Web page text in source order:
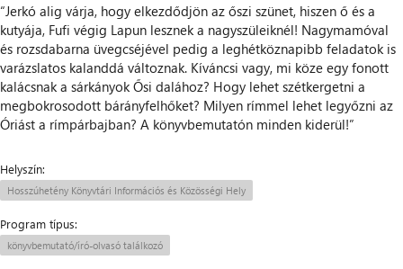
“Jerkó alig várja, hogy elkezdődjön az őszi szünet, hiszen ő és a
kutyája, Fufi végig Lapun lesznek a nagyszüleiknél! Nagymamóval
és rozsdabarna üvegcséjével pedig a leghétköznapibb feladatok is
varázslatos kalanddá változnak. Kíváncsi vagy, mi köze egy fonott
kalácsnak a sárkányok Ősi dalához? Hogy lehet szétkergetni a
megbokrosodott bárányfelhőket? Milyen rímmel lehet legyőzni az
Óriást a rímpárbajban? A könyvbemutatón minden kiderül!”
Helyszín:
Hosszúhetény Könyvtári Információs és Közösségi Hely
Program típus:
könyvbemutató/író-olvasó találkozó